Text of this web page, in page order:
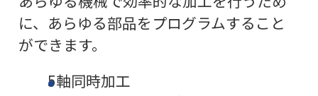
に、あらゆる部品をプログラムすること
ができます。
5軸同時加工